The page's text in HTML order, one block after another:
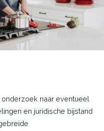
naar eventueel
en juridische bijstand